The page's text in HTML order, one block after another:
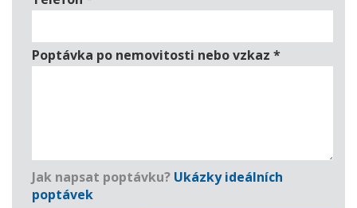
Poptávka po nemovitosti nebo vzkaz *
Jak napsat poptávku? Ukázky ideálních
poptávek